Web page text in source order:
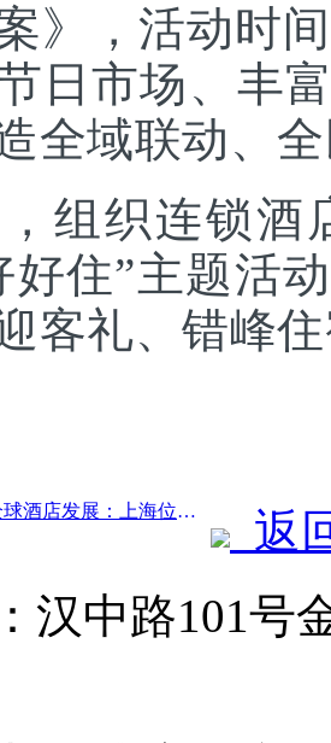
》，活动时
日市场、丰
全域联动、
组织连锁酒
好住”主题活
客礼、错峰
前一篇：2026年全球酒店发展：上海位居客房新增量榜首
返
汉中路101号